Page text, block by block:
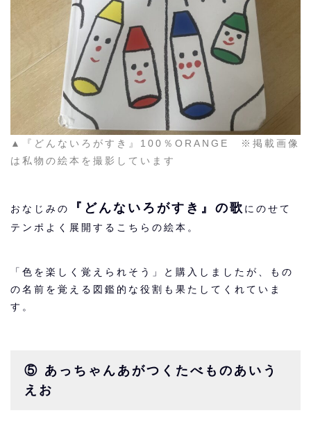
▲『どんないろがすき』100％ORANGE ※掲載画像
は私物の絵本を撮影しています
おなじみの 『どんないろがすき』の歌 にのせて
テンポよく展開するこちらの絵本。
「色を楽しく覚えられそう」と購入しましたが、もの
の名前を覚える図鑑的な役割も果たしてくれていま
す。
⑤ あっちゃんあがつくたべものあいう
えお